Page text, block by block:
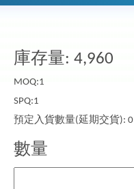
庫存量: 4,960
MOQ:1
SPQ:1
預定入貨數量(延期交貨): 0
數量